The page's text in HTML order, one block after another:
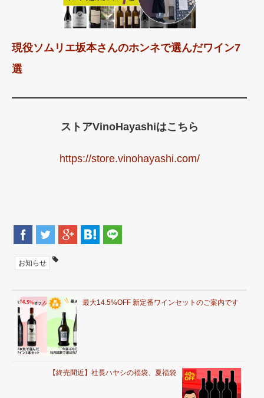
現役ソムリエ坂本さんのホンネで選んだワイン7
選
ストアVinoHayashiはこちら
https://store.vinohayashi.com/
お知らせ
最大14.5%OFF 新定番ワインセットのご案内です
【終売間近】社長ハヤシの福袋、夏福袋